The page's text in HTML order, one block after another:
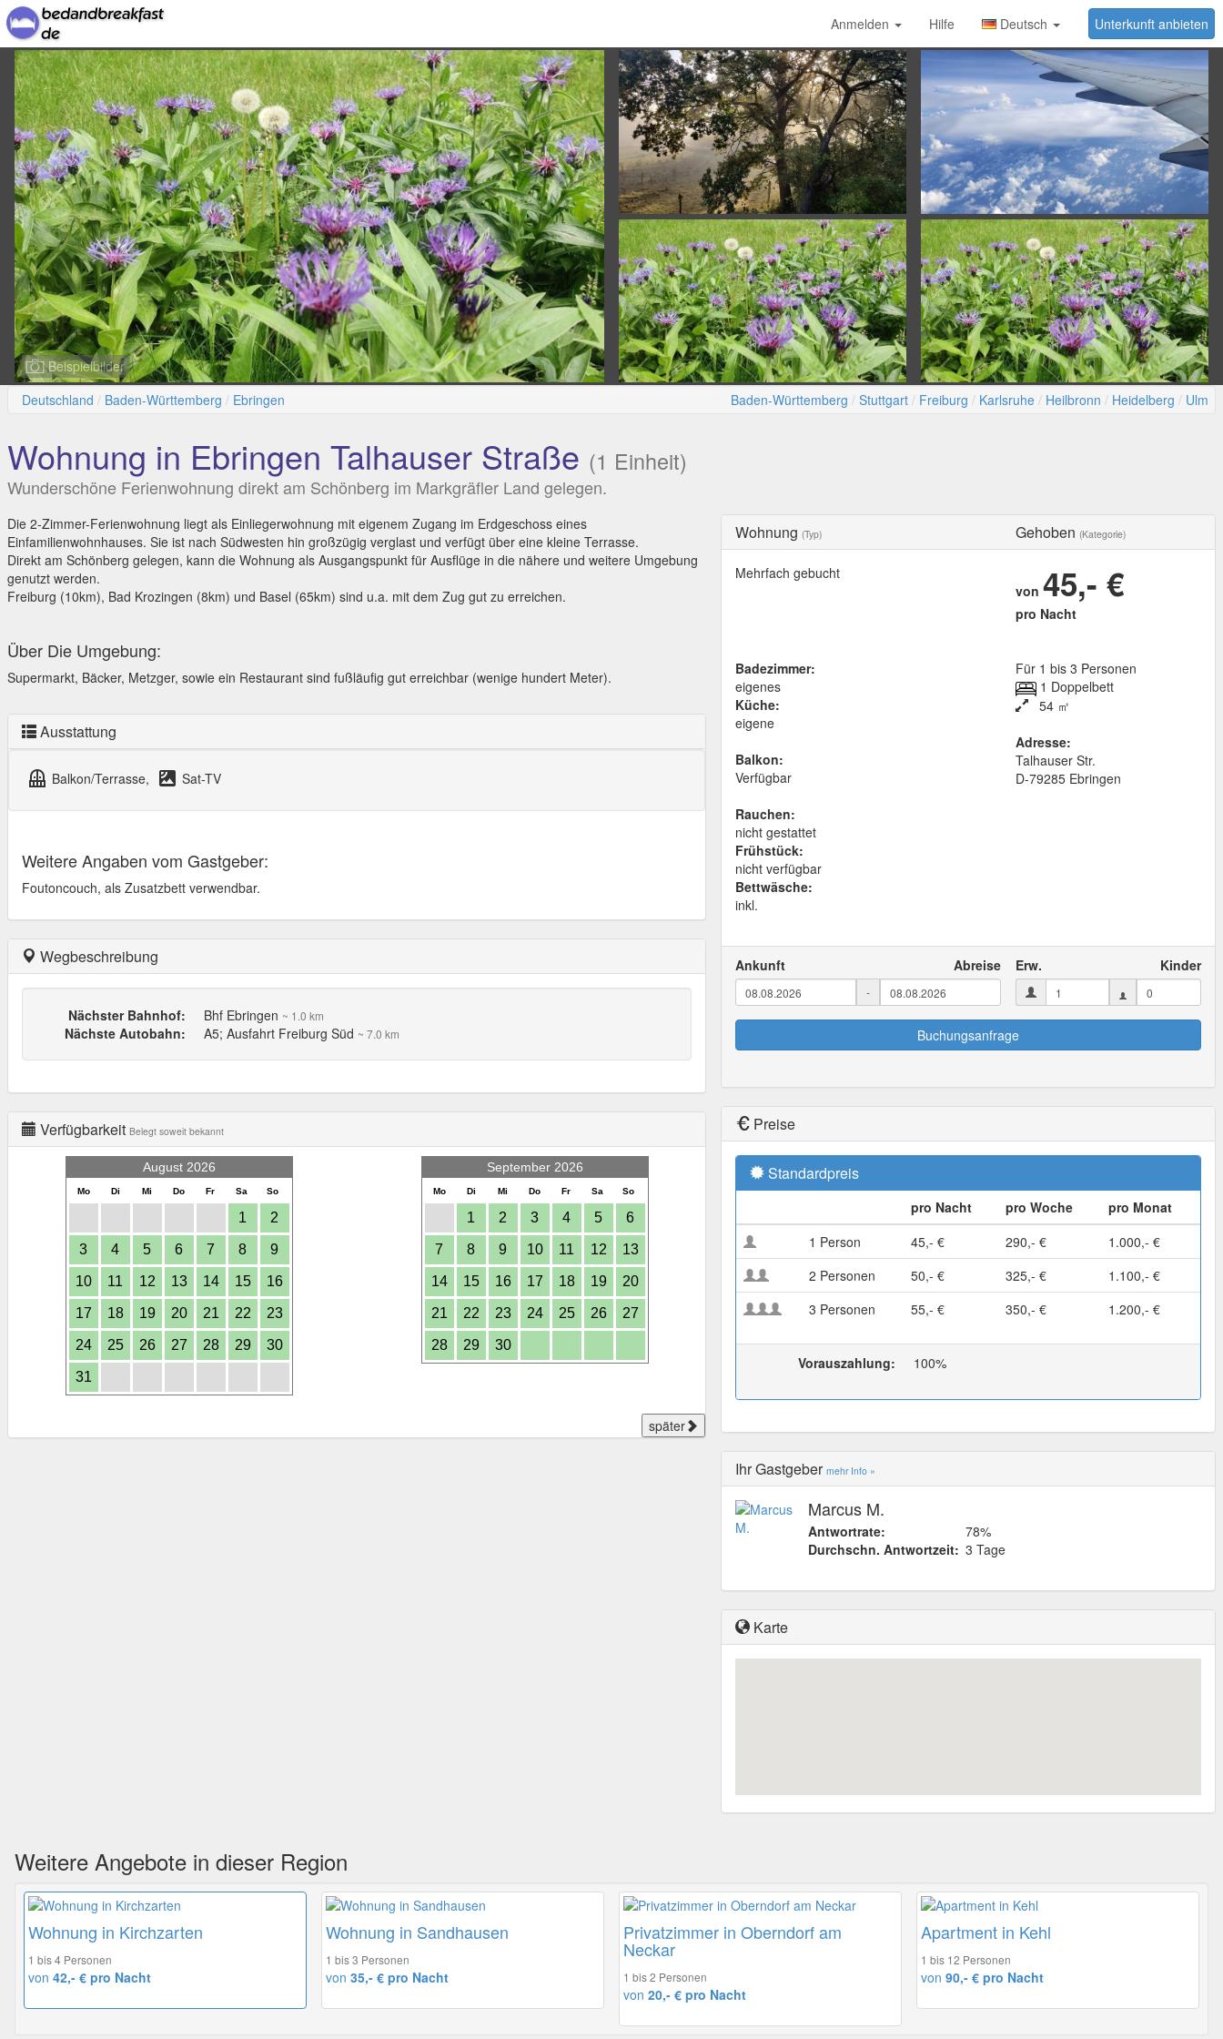
Unterkunft anbieten
Anmelden Hilfe Deutsch
Beispielbilder
Deutschland
Baden-Württemberg Ebringen Baden-Württemberg Stuttgart Freiburg Karlsruhe Heilbronn Heidelberg Ulm
Wohnung in Ebringen Talhauser Straße (1 Einheit)
Wunderschöne Ferienwohnung direkt am Schönberg im Markgräfler Land gelegen.
Wohnung (Typ) Gehoben (Kategorie)
Mehrfach gebucht
von 45,- €
pro Nacht
Badezimmer:
eigenes
Küche:
eigene
Balkon:
Verfügbar
Rauchen:
nicht gestattet
Frühstück:
nicht verfügbar
Bettwäsche:
inkl.
Für 1 bis 3 Personen
1 Doppelbett
54 ㎡
Adresse:
Talhauser Str.
D-79285 Ebringen
Ankunft Abreise
-
Erw. Kinder
Buchungsanfrage
Preise
Standardpreis
pro Nacht pro Woche
pro Monat
1 Person
45,- € 290,- €
1.000,- €
2 Personen
50,- € 325,- €
1.100,- €
3 Personen
55,- € 350,- € 1.200,- €
Vorauszahlung: 100%
Ihr Gastgeber mehr Info »
Marcus M.
Antwortrate:
78%
Durchschn. Antwortzeit: 3 Tage
Karte
Die 2-Zimmer-Ferienwohnung liegt als Einliegerwohnung mit eigenem Zugang im Erdgeschoss eines
Einfamilienwohnhauses. Sie ist nach Südwesten hin großzügig verglast und verfügt über eine kleine Terrasse.
Direkt am Schönberg gelegen, kann die Wohnung als Ausgangspunkt für Ausflüge in die nähere und weitere Umgebung
genutzt werden.
Freiburg (10km), Bad Krozingen (8km) und Basel (65km) sind u.a. mit dem Zug gut zu erreichen.
Über Die Umgebung:
Supermarkt, Bäcker, Metzger, sowie ein Restaurant sind fußläufig gut erreichbar (wenige hundert Meter).
Ausstattung
balcony Balkon/Terrasse, satellite Sat-TV
Weitere Angaben vom Gastgeber:
Foutoncouch, als Zusatzbett verwendbar.
Wegbeschreibung
Nächster Bahnhof: Bhf Ebringen ~ 1.0 km
Nächste Autobahn: A5; Ausfahrt Freiburg Süd ~ 7.0 km
Verfügbarkeit Belegt soweit bekannt
August 2026
Mo Di Mi Do Fr Sa So
1 2
3 4 5 6 7 8 9
10 11 12 13 14 15 16
17 18 19 20 21 22 23
24 25 26 27 28 29 30
31
September 2026
Mo Di Mi Do Fr Sa So
1 2 3 4 5 6
7 8 9 10 11 12 13
14 15 16 17 18 19 20
21 22 23 24 25 26 27
28 29 30
später
Weitere Angebote in dieser Region
Wohnung in Kirchzarten
1 bis 4 Personen
von 42,- € pro Nacht
Wohnung in Sandhausen
1 bis 3 Personen
von 35,- € pro Nacht
Privatzimmer in Oberndorf am
Neckar
1 bis 2 Personen
von 20,- € pro Nacht
Apartment in Kehl
1 bis 12 Personen
von 90,- € pro Nacht